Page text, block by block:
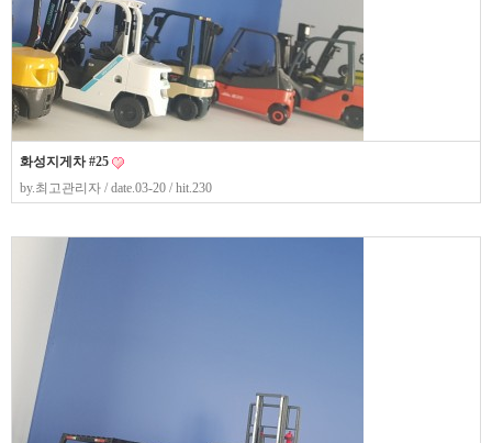
화성지게차 #25
by.최고관리자 / date.03-20 / hit.230